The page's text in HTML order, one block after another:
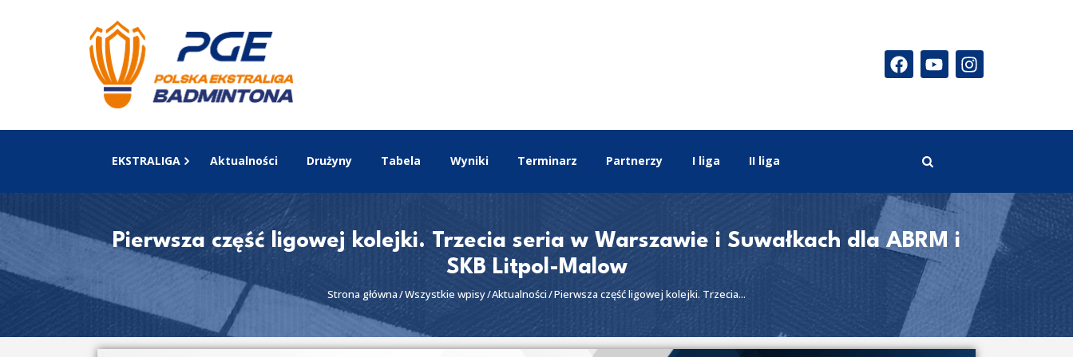
EKSTRALIGA Aktualności Drużyny Tabela Wyniki Terminarz Partnerzy I liga II liga
Pierwsza część ligowej kolejki. Trzecia seria w Warszawie i Suwałkach dla ABRM i
SKB Litpol-Malow
Strona główna Wszystkie wpisy Aktualności Pierwsza część ligowej kolejki. Trzecia...
EKSTRALIGA
Aktualności
Wyniki
Terminarz
Partnerzy
I liga
II liga